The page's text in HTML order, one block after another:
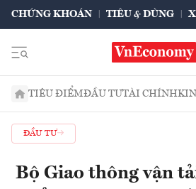
CHỨNG KHOÁN TIÊU & DÙNG
TIÊU ĐIỂMĐẦU TƯTÀI CHÍNH
ĐẦU TƯ
Bộ Giao thông vận